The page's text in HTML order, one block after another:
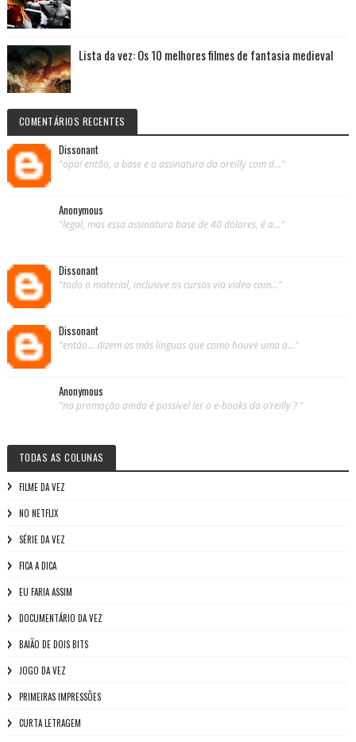
Lista da vez: Os 10 melhores filmes de fantasia medieval
COMENTÁRIOS RECENTES
Dissonant
"opa! então, a base e a assinatura da oreilly com d..."
Anonymous
"legal, mas essa assinatura base de 40 dólares, é a..."
Dissonant
"todo o material, inclusive os cursos via video com..."
Dissonant
"então... dizem as más línguas que como houve uma a..."
Anonymous
"na promoção ainda é possível ler o e-books da o’reilly ? "
TODAS AS COLUNAS
FILME DA VEZ
NO NETFLIX
SÉRIE DA VEZ
FICA A DICA
EU FARIA ASSIM
DOCUMENTÁRIO DA VEZ
BAIÃO DE DOIS BITS
JOGO DA VEZ
PRIMEIRAS IMPRESSÕES
CURTA LETRAGEM